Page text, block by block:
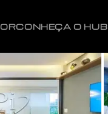
CONHEÇA O HUB